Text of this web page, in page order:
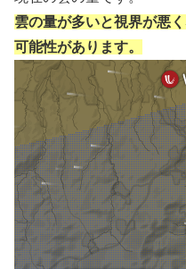
雲の量が多いと視界が悪
可能性があります。